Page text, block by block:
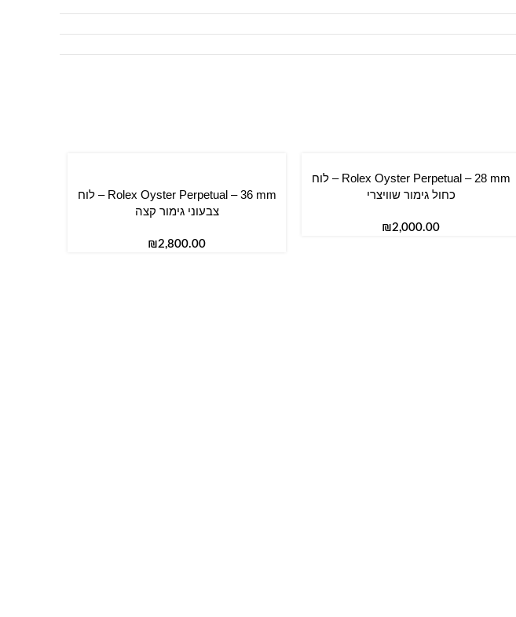
הוספה לסל
Rolex Oyster Perpetual – 28 mm – לוח
כחול גימור שוויצרי
₪
הוספה לסל
Rolex Oyster Perpetual – 36 mm – לוח
צבעוני גימור קצה
₪